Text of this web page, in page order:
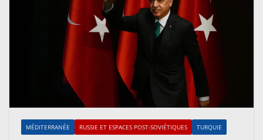
MÉDITERRANÉE RUSSIE ET ESPACES POST-SOVIÉTIQUES TURQUIE